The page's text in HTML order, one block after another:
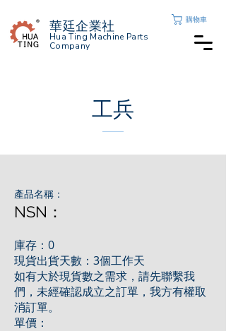
華廷企業社
Hua Ting Machine Parts
Company
購物車
工兵
產品名稱：
NSN：
庫存：0
現貨出貨天數：3個工作天
如有大於現貨數之需求，請先聯繫我
們，未經確認成立之訂單，我方有權取
消訂單。
單價：